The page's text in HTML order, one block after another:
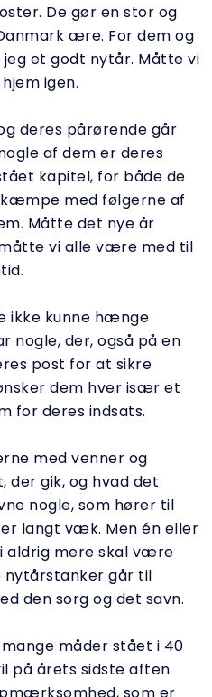
De gør en stor og
ære. For dem og
et godt nytår. Måtte vi
igen.
deres pårørende går
af dem er deres
kapitel, for både de
med følgerne af
Måtte det nye år
vi alle være med til
ikke kunne hænge
nogle, der, også på en
post for at sikre
dem hver især et
for deres indsats.
med venner og
der gik, og hvad det
nogle, som hører til
langt væk. Men én eller
aldrig mere skal være
nytårstanker går til
den sorg og det savn.
måder stået i 40
på årets sidste aften